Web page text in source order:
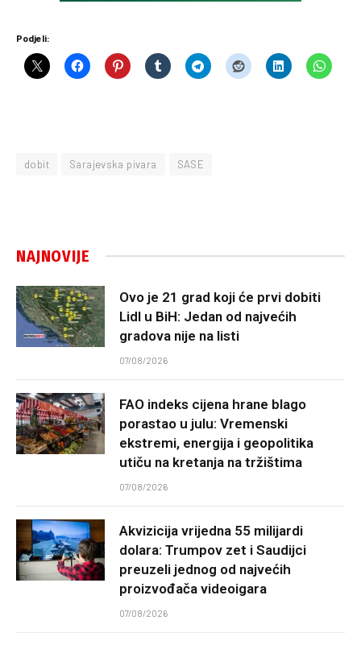
Podjeli:
dobit Sarajevska pivara SASE
NAJNOVIJE
Ovo je 21 grad koji će prvi dobiti
Lidl u BiH: Jedan od najvećih
gradova nije na listi
07/08/2026
FAO indeks cijena hrane blago
porastao u julu: Vremenski
ekstremi, energija i geopolitika
utiču na kretanja na tržištima
07/08/2026
Akvizicija vrijedna 55 milijardi
dolara: Trumpov zet i Saudijci
preuzeli jednog od najvećih
proizvođača videoigara
07/08/2026